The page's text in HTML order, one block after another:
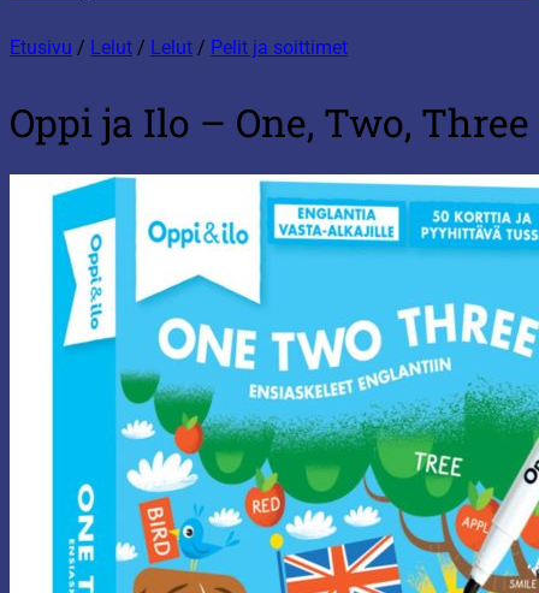
Etusivu / Lelut / Lelut / Pelit ja soittimet
Oppi ja Ilo – One, Two, Three